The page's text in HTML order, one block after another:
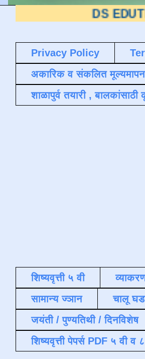
DS EDUTECH या
Privacy Policy
अकारिक व संकलित मूल्यमापन
शाळापुर्व तयारी , बालकांसाठी
शिष्यवृत्ती ५ वी
सामान्य ज्ञान
चालू
जयंती / पुण्यतिथी / दिनविशेष
शिष्यवृत्ती पेपर्स PDF ५ वी व